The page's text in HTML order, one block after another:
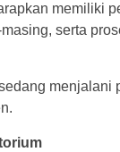
memiliki
serta
menjalani